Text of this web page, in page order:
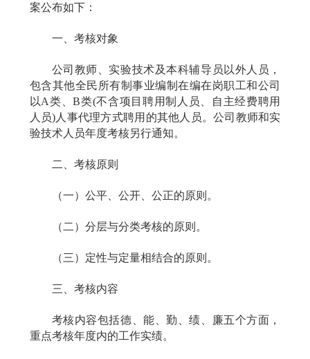
案公布如下：
一、考核对象
公司教师、实验技术及本科辅导员以外人员，
包含其他全民所有制事业编制在编在岗职工和公司
以A类、B类(不含项目聘用制人员、自主经费聘用
人员) 人事代理方式聘用的其他人员。公司教师和实
验技术人员年度考核另行通知。
二、考核原则
（一）公平、公开、公正的原则。
（二）分层与分类考核的原则。
（三）定性与定量相结合的原则。
三、考核内容
考核内容包括德、能、勤、绩、廉五个方面，
重点考核年度内的工作实绩。